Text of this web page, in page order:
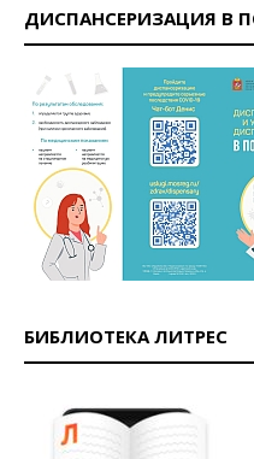
ДИСПАНСЕРИЗАЦИЯ В
БИБЛИОТЕКА ЛИТРЕС